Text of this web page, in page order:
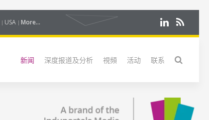
USA More...
新闻 深度报道及分析 視頻 活动 联系